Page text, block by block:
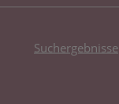
Suchergebnisse